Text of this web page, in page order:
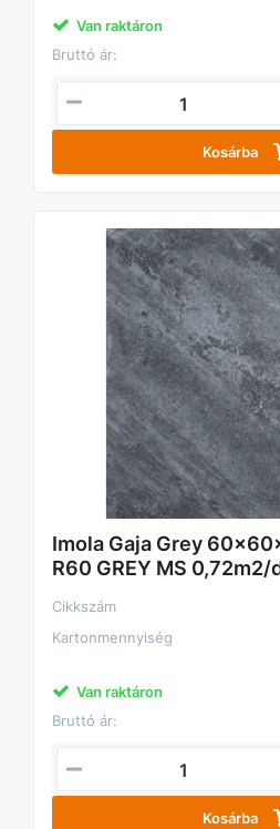
Van raktáron
Bruttó ár:
Kosárba
Imola Gaja Grey
R60 GREY MS 0,72m2/
Cikkszám
Kartonmennyiség
Van raktáron
Bruttó ár:
Kosárba